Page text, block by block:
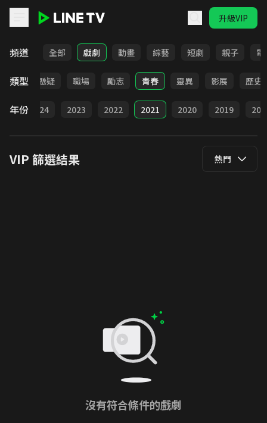
升級VIP
頻道 全部 戲劇 動畫 綜藝 短劇 親子 電
類型
犯罪 懸疑 職場 勵志 青春 靈異 影展 歷史
年份 2024 2023 2022 2021 2020 2019
VIP 篩選結果 熱門
沒有符合條件的戲劇